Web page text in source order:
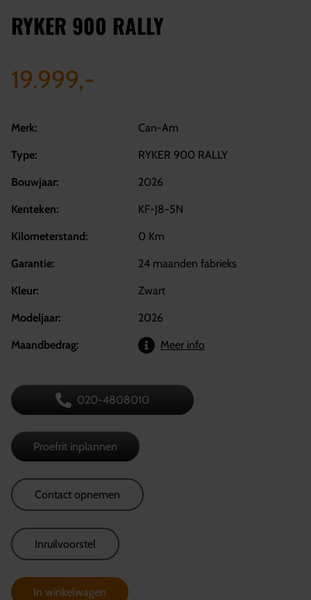
RYKER 900 RALLY
19.999,-
Merk: Can-Am
Type: RYKER 900 RALLY
Bouwjaar: 2026
Kenteken: KF-J8-5N
Kilometerstand: 0 Km
Garantie: 24 maanden fabrieks
Kleur: Zwart
Modeljaar: 2026
Maandbedrag: Meer info
020-4808010
Proefrit inplannen
Contact opnemen
Inruilvoorstel
In winkelwagen